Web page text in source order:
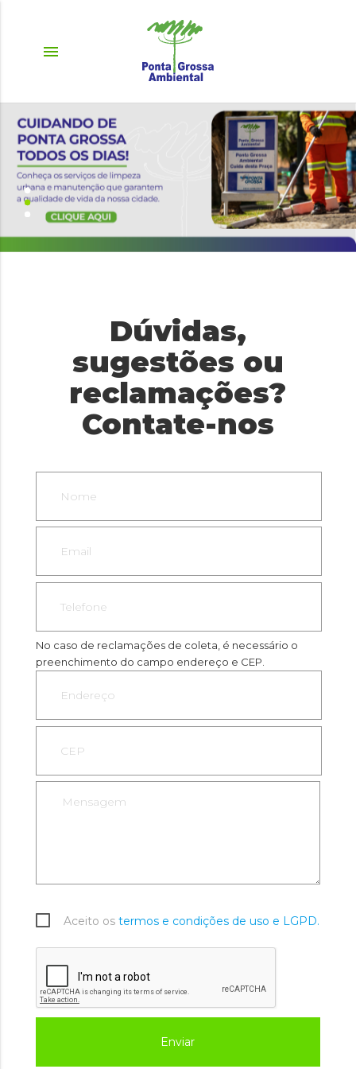
menu
Dúvidas,
sugestões ou
reclamações?
Contate-nos
No caso de reclamações de coleta, é necessário o
preenchimento do campo endereço e CEP.
Aceito os termos e condições de uso e LGPD.
Enviar